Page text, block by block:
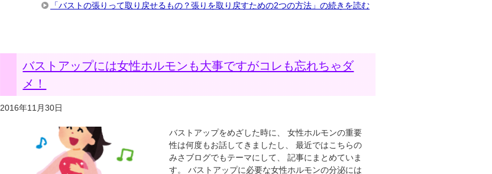
「バストの張りって取り戻せるもの？張りを取り戻すための2つの方法」の続きを読む
バストアップには女性ホルモンも大事ですがコレも忘れちゃダ
メ！
2016年11月30日
バストアップをめざした時に、 女性ホルモンの重要
性は何度もお話してきましたし、 最近ではこちらの
みさブログでもテーマにして、 記事にまとめていま
す。 バストアップに必要な女性ホルモンの分泌には